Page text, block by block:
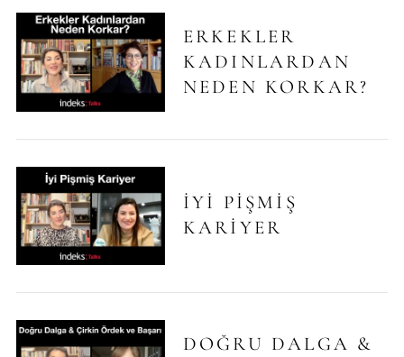
ERKEKLER
KADINLARDAN
NEDEN KORKAR?
İYI PIŞMIŞ
KARIYER
DOĞRU DALGA &